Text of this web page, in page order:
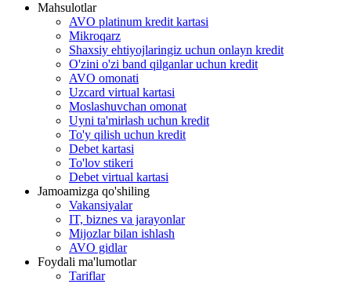
Mahsulotlar
AVO platinum kredit kartasi
Mikroqarz
Shaxsiy ehtiyojlaringiz uchun onlayn kredit
O'zini o'zi band qilganlar uchun kredit
AVO omonati
Uzcard virtual kartasi
Moslashuvchan omonat
Uyni ta'mirlash uchun kredit
To'y qilish uchun kredit
Debet kartasi
To'lov stikeri
Debet virtual kartasi
Jamoamizga qo'shiling
Vakansiyalar
IT, biznes va jarayonlar
Mijozlar bilan ishlash
AVO gidlar
Foydali ma'lumotlar
Tariflar